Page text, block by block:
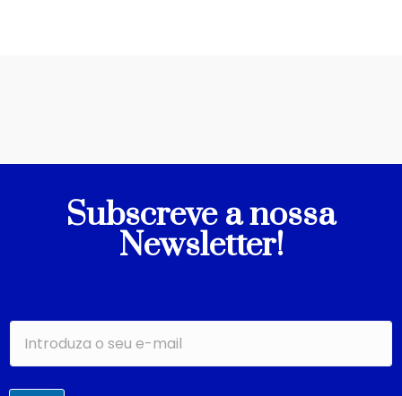
Subscreve a nossa
Newsletter!